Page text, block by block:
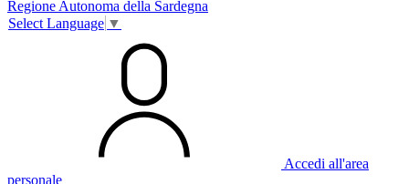
Regione Autonoma della Sardegna
Select Language ▼
Accedi all'area
personale